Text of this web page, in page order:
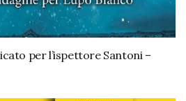
per l’ispettore Santoni –